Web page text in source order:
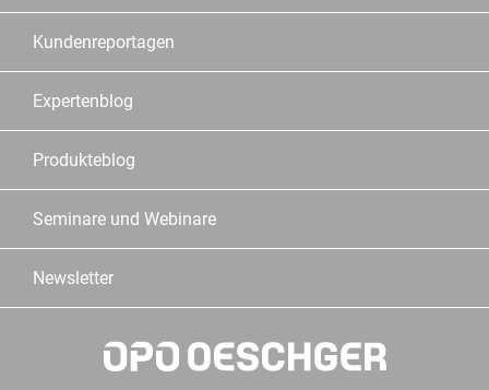
Kundenreportagen
Expertenblog
Produkteblog
Seminare und Webinare
Newsletter